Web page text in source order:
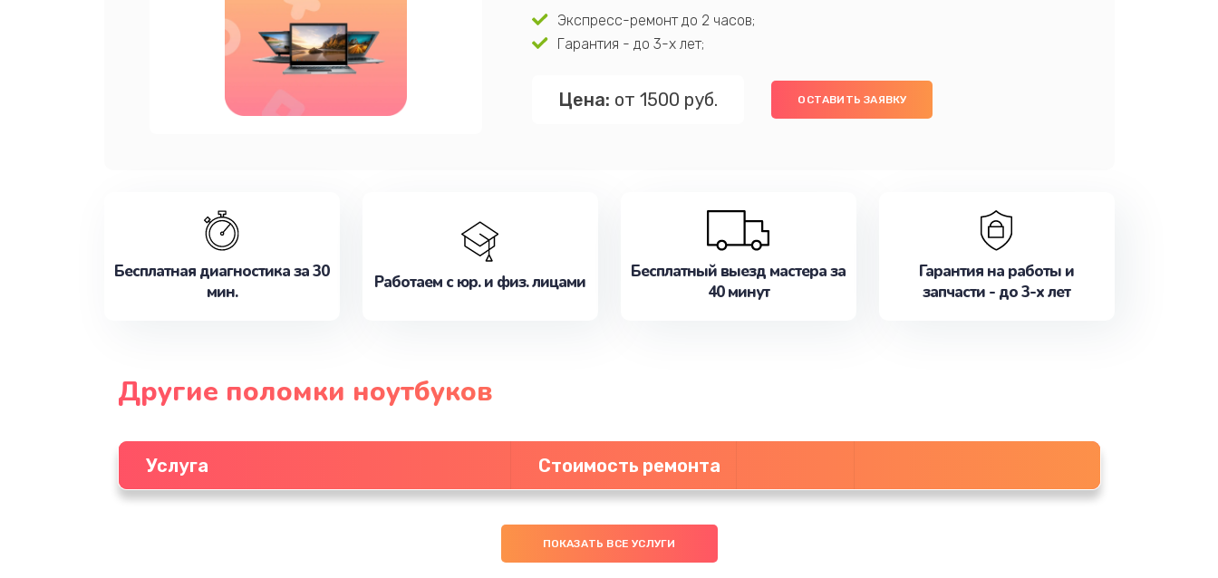
Экспресс-ремонт до 2 часов;
Гарантия - до 3-х лет;
Цена: от 1500 руб. ОСТАВИТЬ ЗАЯВКУ
Бесплатная диагностика за 30
мин.
Работаем с юр. и физ. лицами
Бесплатный выезд мастера за
40 минут
Гарантия на работы и
запчасти - до 3-х лет
Другие поломки ноутбуков
Услуга Стоимость ремонта
ПОКАЗАТЬ ВСЕ УСЛУГИ